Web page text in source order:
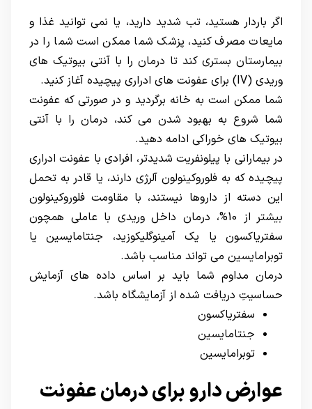
اگر باردار هستید، تب شدید دارید، یا نمی توانید غذا و
مایعات مصرف کنید، پزشک شما ممکن است شما را در
بیمارستان بستری کند تا درمان را با آنتی بیوتیک های
وریدی (IV) برای عفونت های ادراری پیچیده آغاز کنید.
شما ممکن است به خانه برگردید و در صورتی که عفونت
شما شروع به بهبود شدن می کند، درمان را با آنتی
بیوتیک های خوراکی ادامه دهید.
در بیمارانی با پیلونفریت شدیدتر، افرادی با عفونت ادراری
پیچیده که به فلوروکینولون آلرژی دارند، یا قادر به تحمل
این دسته از داروها نیستند، با مقاومت فلوروکینولون
بیشتر از 10%، درمان داخل وریدی با عاملی همچون
سفتریاکسون یا یک آمینوگلیکوزید، جنتامایسین یا
توبرامایسین می تواند مناسب باشد.
درمان مداوم شما باید بر اساس داده های آزمایش
حساسیتِ دریافت شده از آزمایشگاه باشد.
سفتریاکسون
جنتامایسین
توبرامایسین
عوارض دارو برای درمان عفونت